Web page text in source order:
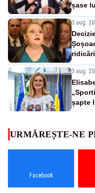
șase
3 aug.
3 aug.
șapte
URMĂREȘTE-NE
Facebook